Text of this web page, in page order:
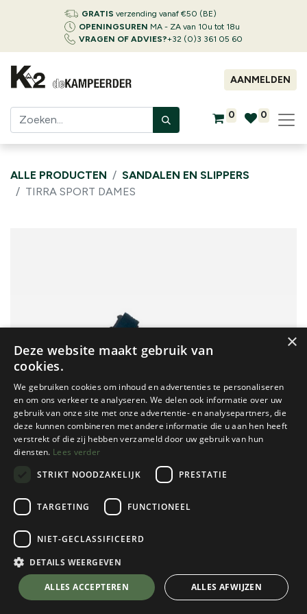
GRATIS verzending vanaf €50 (BE)
OPENINGSUREN MA - ZA van 10u tot 18u
VRAGEN OF ADVIES?+32 (0)3 361 05 60
AANMELDEN
0 0
ALLE PRODUCTEN
SANDALEN EN SLIPPERS
TIRRA SPORT DAMES
Teva
Tirra Sport Dames
Blue Multi
Kies een maat
💬 Stel je vraag over dit product via WhatsApp
×
Deze website maakt gebruik van
cookies.
We gebruiken cookies om inhoud en advertenties te personaliseren
en om ons verkeer te analyseren. We delen ook informatie over uw
gebruik van onze site met onze advertentie- en analysepartners, die
deze kunnen combineren met andere informatie die u aan hen heeft
verstrekt of die zij hebben verzameld door uw gebruik van hun
diensten. Lees verder
STRIKT NOODZAKELIJK
PRESTATIE
TARGETING FUNCTIONEEL
NIET-GECLASSIFICEERD
DETAILS WEERGEVEN
ALLES ACCEPTEREN ALLES AFWIJZEN